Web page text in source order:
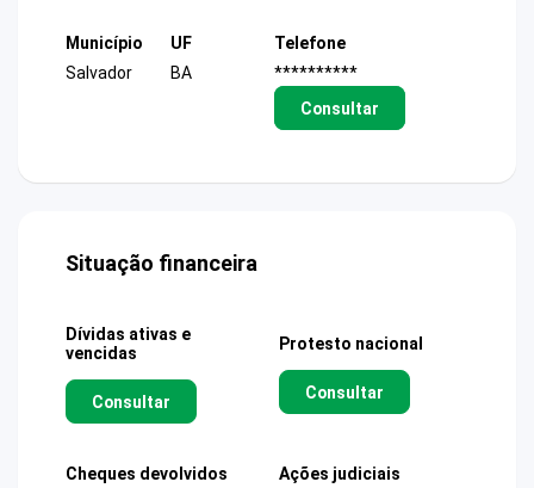
Município
Salvador
UF
BA
Telefone
**********
Consultar
Situação financeira
Dívidas ativas e
vencidas
Consultar
Protesto nacional
Consultar
Cheques devolvidos Ações judiciais